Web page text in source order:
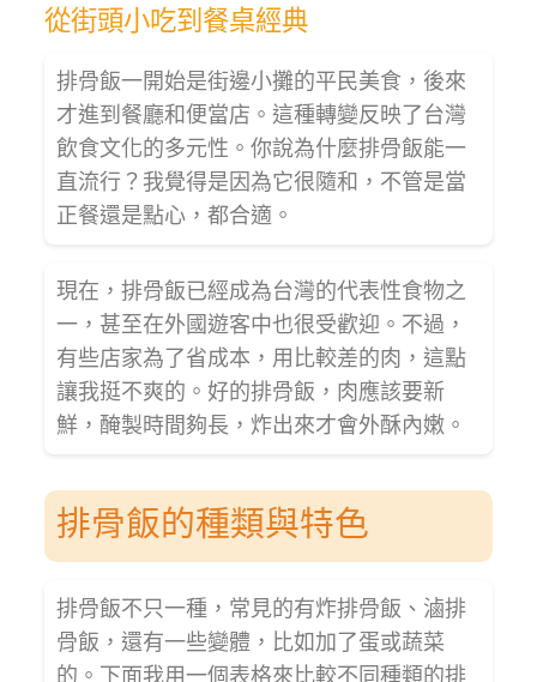
從街頭小吃到餐桌經典
排骨飯一開始是街邊小攤的平民美食，後來
才進到餐廳和便當店。這種轉變反映了台灣
飲食文化的多元性。你說為什麼排骨飯能一
直流行？我覺得是因為它很隨和，不管是當
正餐還是點心，都合適。
現在，排骨飯已經成為台灣的代表性食物之
一，甚至在外國遊客中也很受歡迎。不過，
有些店家為了省成本，用比較差的肉，這點
讓我挺不爽的。好的排骨飯，肉應該要新
鮮，醃製時間夠長，炸出來才會外酥內嫩。
排骨飯的種類與特色
排骨飯不只一種，常見的有炸排骨飯、滷排
骨飯，還有一些變體，比如加了蛋或蔬菜
的。下面我用一個表格來比較不同種類的排